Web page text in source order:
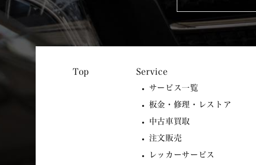
Service
サービス一覧
板金・修理・レストア
中古車買取
注文販売
レッカーサービス